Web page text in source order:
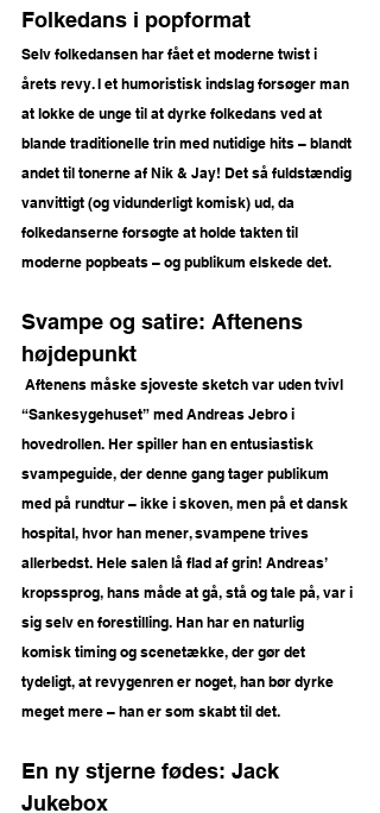
Folkedans i popformat
Selv folkedansen har fået et moderne twist i
årets revy. I et humoristisk indslag forsøger man
at lokke de unge til at dyrke folkedans ved at
blande traditionelle trin med nutidige hits – blandt
andet til tonerne af Nik & Jay! Det så fuldstændig
vanvittigt (og vidunderligt komisk) ud, da
folkedanserne forsøgte at holde takten til
moderne popbeats – og publikum elskede det.
Svampe og satire: Aftenens
højdepunkt
Aftenens måske sjoveste sketch var uden tvivl
“Sankesygehuset” med Andreas Jebro i
hovedrollen. Her spiller han en entusiastisk
svampeguide, der denne gang tager publikum
med på rundtur – ikke i skoven, men på et dansk
hospital, hvor han mener, svampene trives
allerbedst. Hele salen lå flad af grin! Andreas’
kropssprog, hans måde at gå, stå og tale på, var i
sig selv en forestilling. Han har en naturlig
komisk timing og scenetække, der gør det
tydeligt, at revygenren er noget, han bør dyrke
meget mere – han er som skabt til det.
En ny stjerne fødes: Jack
Jukebox